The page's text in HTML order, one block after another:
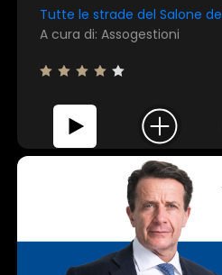
Tutte le strade del Salone
A cura di: Assogestioni
Invia